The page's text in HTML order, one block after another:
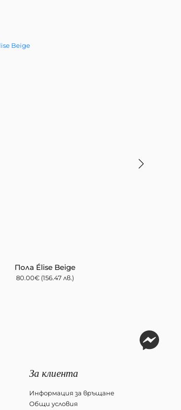
Пола Élise Beige
80.00€ (156.47 лв.)
За клиента
Информация за връщане
Общи условия